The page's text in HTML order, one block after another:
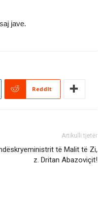
jave.
ReddIt
Artikulli tjetër
të Malit të Zi,
z. Dritan Abazoviçit!